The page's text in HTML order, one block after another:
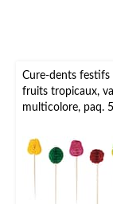
Cure-dents festifs
fruits tropicaux,
multicolore, paq.
barbecue/
/fête estivale